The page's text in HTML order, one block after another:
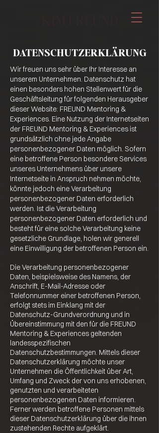
DATENSCHUTZERKLÄRUNG
Wir freuen uns sehr über Ihr Interesse an
unserem Unternehmen. Datenschutz hat
einen besonders hohen Stellenwert für die
Geschäftsleitung für folgenden Herausgeber
dieser Website: FREUND Mentoring &
Experiences. Eine Nutzung der Internetseiten
der FREUND Mentoring & Experiences ist
grundsätzlich ohne jede Angabe
personenbezogener Daten möglich. Sofern
eine betroffene Person besondere Services
unseres Unternehmens über unsere
Internetseite in Anspruch nehmen möchte,
könnte jedoch eine Verarbeitung
personenbezogener Daten erforderlich
werden. Ist die Verarbeitung
personenbezogener Daten erforderlich und
besteht für eine solche Verarbeitung keine
gesetzliche Grundlage, holen wir generell
eine Einwilligung der betroffenen Person ein.
Die Verarbeitung personenbezogener
Daten, beispielsweise des Namens, der
Anschrift, E-Mail-Adresse oder
Telefonnummer einer betroffenen Person,
erfolgt stets im Einklang mit der
Datenschutz-Grundverordnung und in
Übereinstimmung mit den für die FREUND
Mentoring & Experiences geltenden
landesspezifischen
Datenschutzbestimmungen. Mittels dieser
Datenschutzerklärung möchte unser
Unternehmen die Öffentlichkeit über Art,
Umfang und Zweck der von uns erhobenen,
genutzten und verarbeiteten
personenbezogenen Daten informieren.
Ferner werden betroffene Personen mittels
dieser Datenschutzerklärung über die ihnen
zustehenden Rechte aufgeklärt.